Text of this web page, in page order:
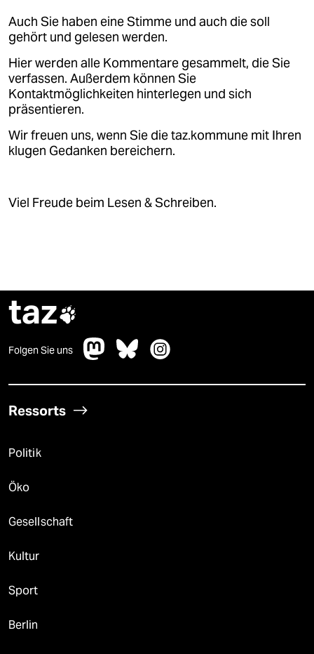
Auch Sie haben eine Stimme und auch die soll
gehört und gelesen werden.
Hier werden alle Kommentare gesammelt, die Sie
verfassen. Außerdem können Sie
Kontaktmöglichkeiten hinterlegen und sich
präsentieren.
Wir freuen uns, wenn Sie die taz.kommune mit Ihren
klugen Gedanken bereichern.
Viel Freude beim Lesen & Schreiben.
taz
Folgen Sie uns
Ressorts
Politik
Öko
Gesellschaft
Kultur
Sport
Berlin